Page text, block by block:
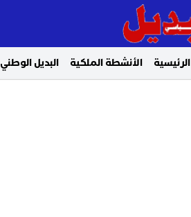
الرئيسية الأنشطة الملكية البديل الوطني